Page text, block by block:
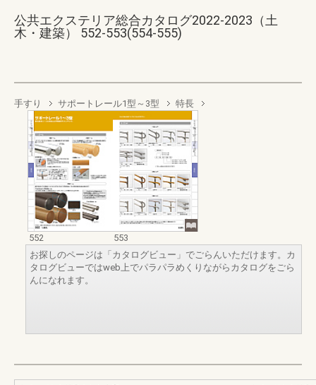
公共エクステリア総合カタログ2022-2023（土
木・建築） 552-553(554-555)
手すり サポートレール1型～3型 特長
552
553
お探しのページは「カタログビュー」でごらんいただけます。カ
タログビューではweb上でパラパラめくりながらカタログをごら
んになれます。